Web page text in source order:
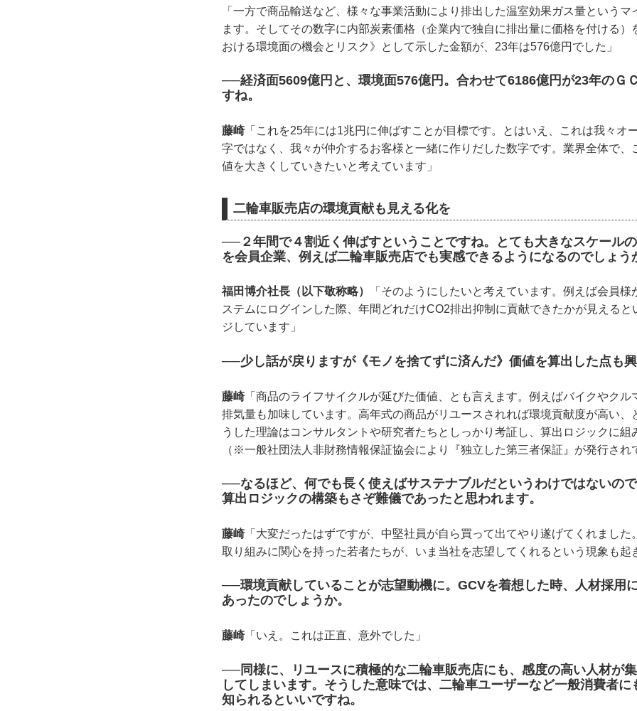
「一方で商品輸送など、様々な事業活動により排出した温室効果ガス量というマ
ます。そしてその数字に内部炭素価格（企業内で独自に排出量に価格を付ける）
おける環境面の機会とリスク》として示した金額が、23年は576億円でした」
──経済面5609億円と、環境面576億円。合わせて6186億円が23年のＧ
すね。
藤崎「これを25年には1兆円に伸ばすことが目標です。とはいえ、これは我々オ
字ではなく、我々が仲介するお客様と一緒に作りだした数字です。業界全体で、
値を大きくしていきたいと考えています」
二輪車販売店の環境貢献も見える化を
──２年間で４割近く伸ばすということですね。とても大きなスケール
を会員企業、例えば二輪車販売店でも実感できるようになるのでしょう
福田博介社長（以下敬称略）
「そのようにしたいと考えています。例えば会員
ステムにログインした際、年間どれだけCO2排出抑制に貢献できたかが見えると
ジしています」
──少し話が戻りますが《モノを捨てずに済んだ》価値を算出した点も
藤崎「商品のライフサイクルが延びた価値、とも言えます。例えばバイクやクル
排気量も加味しています。高年式の商品がリユースされれば環境貢献度が高い、
うした理論はコンサルタントや研究者たちとしっかり考証し、算出ロジックに組
（※一般社団法人非財務情報保証協会により『独立した第三者保証』が発行され
──なるほど、何でも長く使えばサステナブルだというわけではないの
算出ロジックの構築もさぞ難儀であったと思われます。
藤崎「大変だったはずですが、中堅社員が自ら買って出てやり遂げてくれました
取り組みに関心を持った若者たちが、いま当社を志望してくれるという現象も起
──環境貢献していることが志望動機に。GCVを着想した時、人材採用
あったのでしょうか。
藤崎「いえ。これは正直、意外でした」
──同様に、リユースに積極的な二輪車販売店にも、感度の高い人材が
してしまいます。そうした意味では、二輪車ユーザーなど一般消費者に
知られるといいですね。